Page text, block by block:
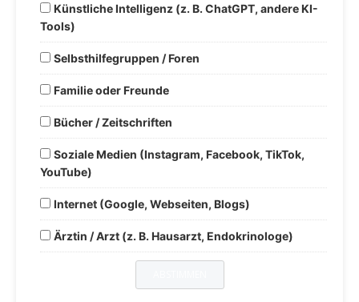
Künstliche Intelligenz (z. B. ChatGPT, andere KI-
Tools)
Selbsthilfegruppen / Foren
Familie oder Freunde
Bücher / Zeitschriften
Soziale Medien (Instagram, Facebook, TikTok,
YouTube)
Internet (Google, Webseiten, Blogs)
Ärztin / Arzt (z. B. Hausarzt, Endokrinologe)